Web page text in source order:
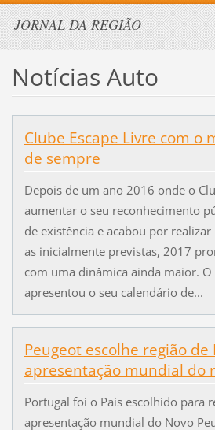
JORNAL DA REGIÃO
Notícias Auto
Clube Escape Livre com o
de sempre
Depois de um ano 2016 onde o
aumentar o seu reconhecimento
de existência e acabou por
as inicialmente previstas, 2017
com uma dinâmica ainda maior. O
apresentou o seu calendário de...
Peugeot escolhe região de
apresentação mundial do
Portugal foi o País escolhido para
apresentação mundial do Novo